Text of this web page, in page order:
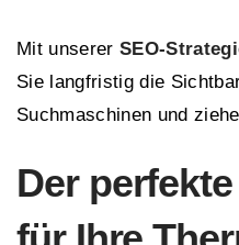
Mit unsererSEO-
Sie langfristig die
Suchmaschinen und
Der